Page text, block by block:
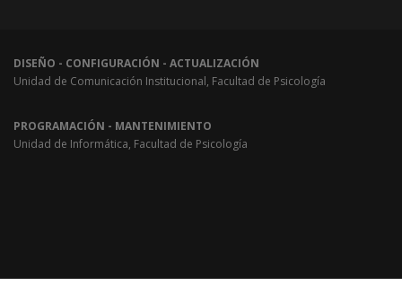
DISEÑO - CONFIGURACIÓN - ACTUALIZACIÓN
Unidad de Comunicación Institucional, Facultad de Psicología
PROGRAMACIÓN - MANTENIMIENTO
Unidad de Informática, Facultad de Psicología